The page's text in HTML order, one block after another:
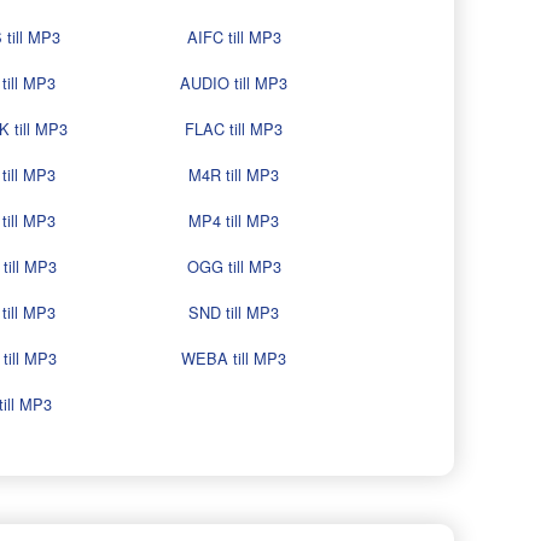
till MP3
AIFC till MP3
MP3
AUDIO till MP3
till MP3
FLAC till MP3
MP3
M4R till MP3
MP3
MP4 till MP3
MP3
OGG till MP3
MP3
SND till MP3
till MP3
WEBA till MP3
MP3